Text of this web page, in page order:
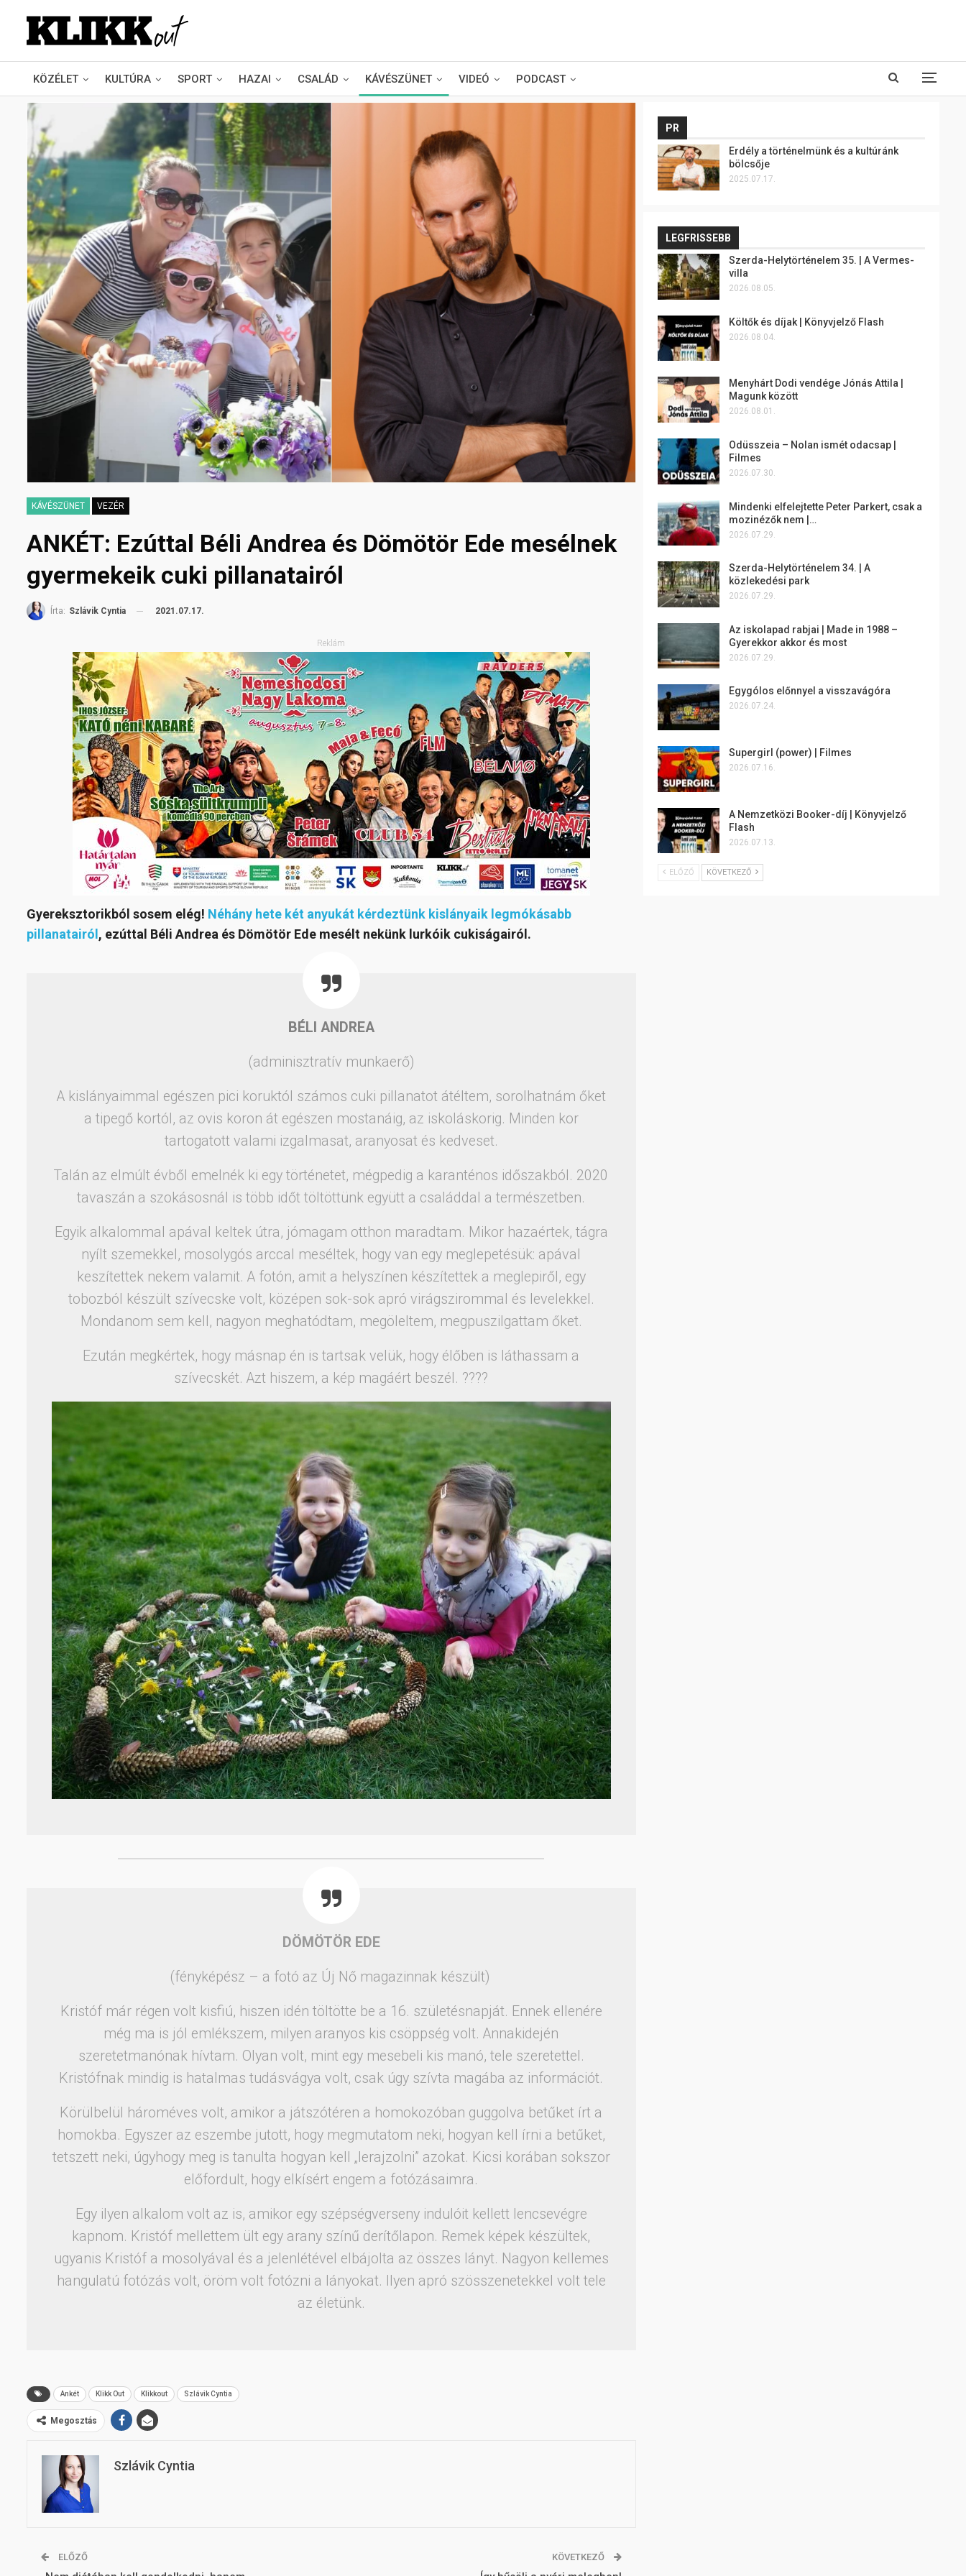
KÖZÉLET KULTÚRA SPORT HAZAI CSALÁD KÁVÉSZÜNET VIDEÓ PODCAST
KÁVÉSZÜNET VEZÉR
ANKÉT: Ezúttal Béli Andrea és Dömötör Ede mesélnek
gyermekeik cuki pillanatairól
Írta: Szlávik Cyntia 2021.07.17.
Reklám
Gyereksztorikból sosem elég! Néhány hete két anyukát kérdeztünk kislányaik legmókásabb
pillanatairól , ezúttal Béli Andrea és Dömötör Ede mesélt nekünk lurkóik cukiságairól.
BÉLI ANDREA
(adminisztratív munkaerő)
A kislányaimmal egészen pici koruktól számos cuki pillanatot átéltem, sorolhatnám őket
a tipegő kortól, az ovis koron át egészen mostanáig, az iskoláskorig. Minden kor
tartogatott valami izgalmasat, aranyosat és kedveset.
Talán az elmúlt évből emelnék ki egy történetet, mégpedig a karanténos időszakból. 2020
tavaszán a szokásosnál is több időt töltöttünk együtt a családdal a természetben.
Egyik alkalommal apával keltek útra, jómagam otthon maradtam. Mikor hazaértek, tágra
nyílt szemekkel, mosolygós arccal meséltek, hogy van egy meglepetésük: apával
keszítettek nekem valamit. A fotón, amit a helyszínen készítettek a meglepiről, egy
tobozból készült szívecske volt, középen sok-sok apró virágszirommal és levelekkel.
Mondanom sem kell, nagyon meghatódtam, megöleltem, megpuszilgattam őket.
Ezután megkértek, hogy másnap én is tartsak velük, hogy élőben is láthassam a
szívecskét. Azt hiszem, a kép magáért beszél. ????
DÖMÖTÖR EDE
(fényképész – a fotó az Új Nő magazinnak készült)
Kristóf már régen volt kisfiú, hiszen idén töltötte be a 16. születésnapját. Ennek ellenére
még ma is jól emlékszem, milyen aranyos kis csöppség volt. Annakidején
szeretetmanónak hívtam. Olyan volt, mint egy mesebeli kis manó, tele szeretettel.
Kristófnak mindig is hatalmas tudásvágya volt, csak úgy szívta magába az információt.
Körülbelül hároméves volt, amikor a játszótéren a homokozóban guggolva betűket írt a
homokba. Egyszer az eszembe jutott, hogy megmutatom neki, hogyan kell írni a betűket,
tetszett neki, úgyhogy meg is tanulta hogyan kell „lerajzolni” azokat. Kicsi korában sokszor
előfordult, hogy elkísért engem a fotózásaimra.
Egy ilyen alkalom volt az is, amikor egy szépségverseny indulóit kellett lencsevégre
kapnom. Kristóf mellettem ült egy arany színű derítőlapon. Remek képek készültek,
ugyanis Kristóf a mosolyával és a jelenlétével elbájolta az összes lányt. Nagyon kellemes
hangulatú fotózás volt, öröm volt fotózni a lányokat. Ilyen apró szösszenetekkel volt tele
az életünk.
Ankét Klikk Out Klikkout Szlávik Cyntia
Megosztás
Szlávik Cyntia
ELŐZŐ KÖVETKEZŐ
PR
Erdély a történelmünk és a kultúránk
bölcsője
2025.07.17.
LEGFRISSEBB
Szerda-Helytörténelem 35. | A Vermes-
villa
2026.08.05.
Költők és díjak | Könyvjelző Flash
2026.08.04.
Menyhárt Dodi vendége Jónás Attila |
Magunk között
2026.08.01.
Odüsszeia – Nolan ismét odacsap |
Filmes
2026.07.30.
Mindenki elfelejtette Peter Parkert, csak a
mozinézők nem |…
2026.07.29.
Szerda-Helytörténelem 34. | A
közlekedési park
2026.07.29.
Az iskolapad rabjai | Made in 1988 –
Gyerekkor akkor és most
2026.07.29.
Egygólos előnnyel a visszavágóra
2026.07.24.
Supergirl (power) | Filmes
2026.07.16.
A Nemzetközi Booker-díj | Könyvjelző
Flash
2026.07.13.
ELŐZŐ KÖVETKEZŐ